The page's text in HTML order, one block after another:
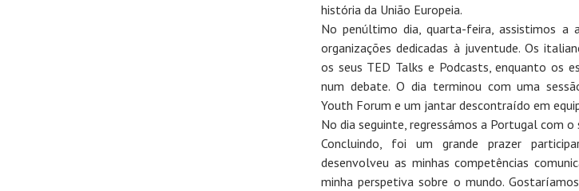
história da União Europeia.
No penúltimo dia, quarta-feira, assistimos a
organizações dedicadas à juventude. Os
os seus TED Talks e Podcasts, enquanto os
num debate. O dia terminou com uma
Youth Forum e um jantar descontraído em
No dia seguinte, regressámos a Portugal com
Concluindo, foi um grande prazer
desenvolveu as minhas competências
minha perspetiva sobre o mundo.